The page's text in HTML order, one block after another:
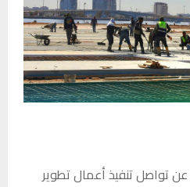
عن تواصل تنفيذ أعمال تطوير